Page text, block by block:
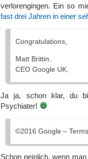
verlorengingen. Ein so
fast drei Jahren in einer
Congratulations,
Matt Brittin.
CEO Google UK.
Ja ja, schon klar, du
Psychiater!
©2016 Google –
Schon peinlich, wenn